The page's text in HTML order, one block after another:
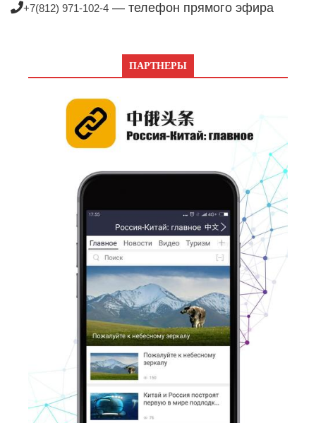
+7(812) 971-102-4 — телефон прямого эфира
ПАРТНЕРЫ